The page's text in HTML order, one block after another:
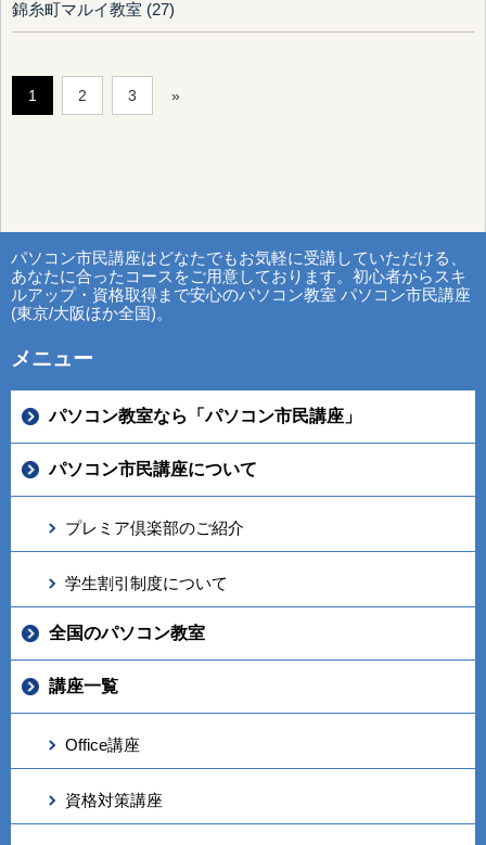
錦糸町マルイ教室 (27)
1 2 3 »
パソコン市民講座はどなたでもお気軽に受講していただける、
あなたに合ったコースをご用意しております。初心者からスキ
ルアップ・資格取得まで安心のパソコン教室 パソコン市民講座
(東京/大阪ほか全国)。
メニュー
パソコン教室なら「パソコン市民講座」
パソコン市民講座について
プレミア倶楽部のご紹介
学生割引制度について
全国のパソコン教室
講座一覧
Office講座
資格対策講座